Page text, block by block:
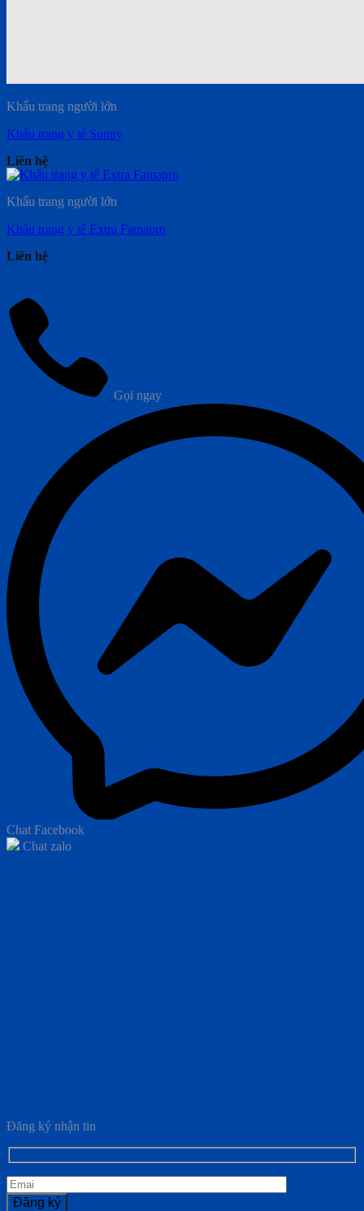
Khẩu trang người lớn
Khẩu trang y tế Sunny
Liên hệ
Khẩu trang người lớn
Khẩu trang y tế Extra Famapro
Liên hệ
Gọi ngay
Chat Facebook
Chat zalo
Đăng ký nhận tin